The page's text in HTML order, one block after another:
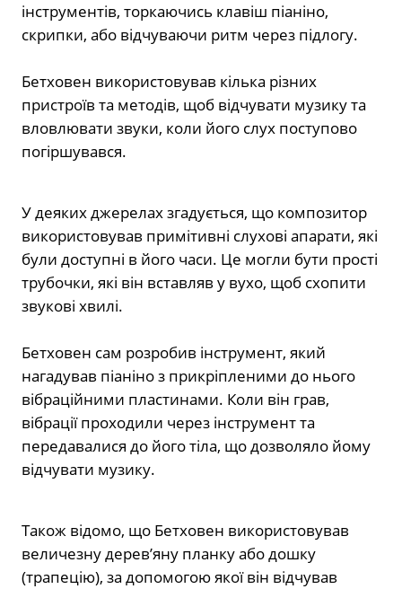
інструментів, торкаючись клавіш піаніно,
скрипки, або відчуваючи ритм через підлогу.
Бетховен використовував кілька різних
пристроїв та методів, щоб відчувати музику та
вловлювати звуки, коли його слух поступово
погіршувався.
У деяких джерелах згадується, що композитор
використовував примітивні слухові апарати, які
були доступні в його часи. Це могли бути прості
трубочки, які він вставляв у вухо, щоб схопити
звукові хвилі.
Бетховен сам розробив інструмент, який
нагадував піаніно з прикріпленими до нього
вібраційними пластинами. Коли він грав,
вібрації проходили через інструмент та
передавалися до його тіла, що дозволяло йому
відчувати музику.
Також відомо, що Бетховен використовував
величезну дерев’яну планку або дошку
(трапецію), за допомогою якої він відчував